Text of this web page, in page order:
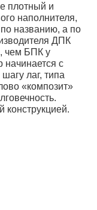
плотный и
наполнителя,
названию, а по
ДПК
чем БПК у
начинается с
лаг, типа
«композит»
конструкцией.